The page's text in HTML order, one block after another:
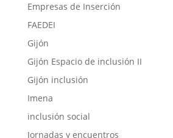
Empresas de Inserción
FAEDEI
Gijón
Gijón Espacio de inclusión II
Gijón inclusión
Imena
inclusión social
Jornadas y encuentros